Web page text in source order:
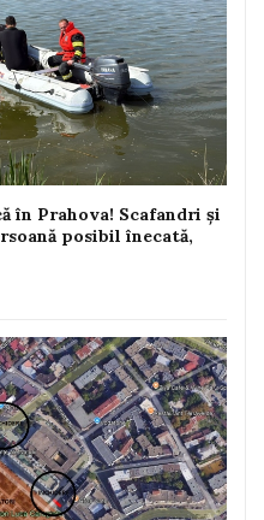
în Prahova! Scafandri și
posibil înecată,